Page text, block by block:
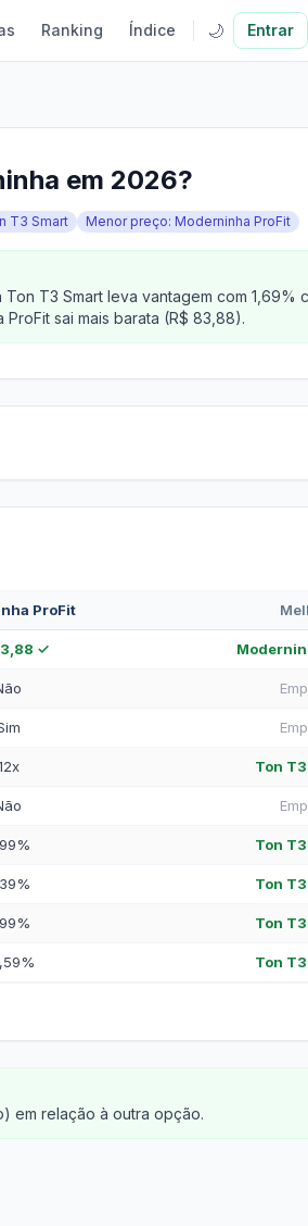
Ranking Índice 🌙 Entrar
em 2026?
T3 Smart Menor preço: Moderninha ProFit
T3 Smart leva vantagem com 1,69%
sai mais barata (R$ 83,88).
ProFit
✓
Ton
Ton
Ton
Ton
Ton
em relação à outra opção.